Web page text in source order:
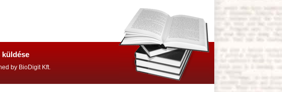
küldése
by BioDigit Kft.